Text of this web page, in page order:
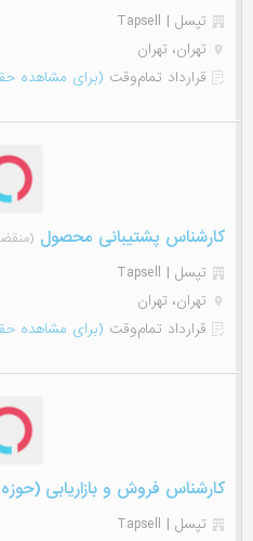
تپسل | Tapsell
تهران، تهران
قرارداد تمام‌وقت (برای مشاهده
کارشناس پشتیبانی محصول
تپسل | Tapsell
تهران، تهران
قرارداد تمام‌وقت (برای مشاهده
کارشناس فروش و بازاریابی
تپسل | Tapsell